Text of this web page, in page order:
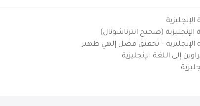
الإنجليزية (صحيح انترناشونال)
الإنجليزية – تحقيق فضل إلهي ظهير
إلى اللغة الإنجليزية